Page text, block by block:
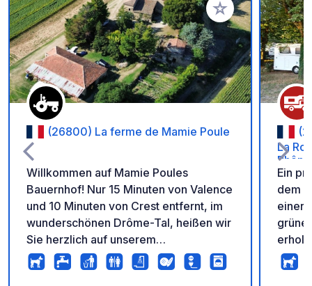
Zu Ihren Favoriten
(26800) La ferme de Mamie Poule
Willkommen auf Mamie Poules
Bauernhof! Nur 15 Minuten von Valence
und 10 Minuten von Crest entfernt, im
wunderschönen Drôme-Tal, heißen wir
Sie herzlich auf unserem
Familienbauernhof mit seinem
weitläufigen, bewaldeten Gelände
La
Ein
dem
einer
grüne
zum